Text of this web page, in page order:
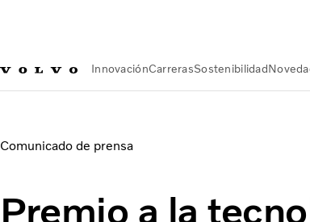
InnovaciónCarrerasSostenibilidad
Comunicado de prensa
Premio a la